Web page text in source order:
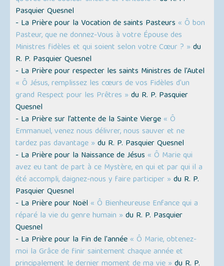
Pasquier Quesnel
- La Prière pour la Vocation de saints Pasteurs « Ô bon
Pasteur, que ne donnez-Vous à votre Épouse des
Ministres fidèles et qui soient selon votre Cœur ? » du
R. P. Pasquier Quesnel
- La Prière pour respecter les saints Ministres de l'Autel
« Ô Jésus, remplissez les cœurs de vos Fidèles d'un
grand Respect pour les Prêtres » du R. P. Pasquier
Quesnel
- La Prière sur l’attente de la Sainte Vierge « Ô
Emmanuel, venez nous délivrer, nous sauver et ne
tardez pas davantage » du R. P. Pasquier Quesnel
- La Prière pour la Naissance de Jésus « Ô Marie qui
avez eu tant de part à ce Mystère, en qui et par qui il a
été accompli, daignez-nous y faire participer » du R. P.
Pasquier Quesnel
- La Prière pour Noël « Ô Bienheureuse Enfance qui a
réparé la vie du genre humain » du R. P. Pasquier
Quesnel
- La Prière pour la Fin de l'année « Ô Marie, obtenez-
moi la Grâce de finir saintement chaque année et